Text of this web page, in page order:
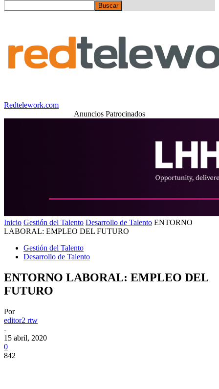
Redtelework.com
Anuncios Patrocinados
Inicio Gestión del Talento Desarrollo de Talento ENTORNO
LABORAL: EMPLEO DEL FUTURO
Gestión del Talento
Desarrollo de Talento
ENTORNO LABORAL: EMPLEO DEL
FUTURO
Por
editor2 rtw
-
15 abril, 2020
0
842